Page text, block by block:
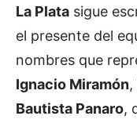
La Plata sigue
el presente del
nombres que
Ignacio Miramón,
Bautista Panaro,